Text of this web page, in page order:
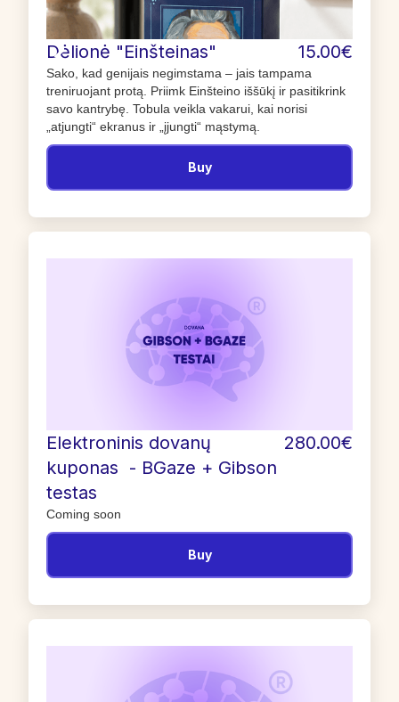
Dėlionė "Einšteinas" 15.00€
Sako, kad genijais negimstama – jais tampama
treniruojant protą. Priimk Einšteino iššūkį ir pasitikrink
savo kantrybę. Tobula veikla vakarui, kai norisi
„atjungti“ ekranus ir „įjungti“ mąstymą.
Buy
Elektroninis dovanų
kuponas - BGaze + Gibson
testas
280.00€
Coming soon
Buy